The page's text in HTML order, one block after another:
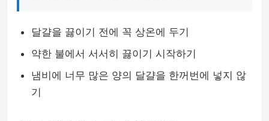
달걀을 끓이기 전에 꼭 상온에 두기
약한 불에서 서서히 끓이기 시작하기
냄비에 너무 많은 양의 달걀을 한꺼번에 넣지 않
기